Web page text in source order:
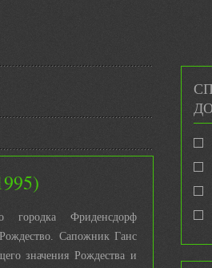
городка Фриденсдорф
Рождество. Сапожник Ганс
значения Рождества и